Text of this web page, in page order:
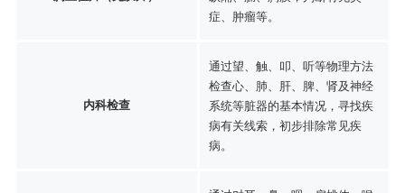
症、肿瘤等。
内科检查
通过望、触、叩、听等物理方法
检查心、肺、肝、脾、肾及神经
系统等脏器的基本情况，寻找疾
病有关线索，初步排除常见疾
病。